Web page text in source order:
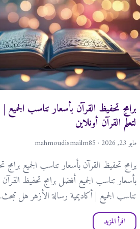
برامج تحفيظ القرآن بأسعار تناسب
لتعلم القرآن أونلاين
مايو 23, 2026 · mahmoudismailm85
برامج تحفيظ القرآن بأسعار تناسب الجميع برامج
بأسعار تناسب الجميع أفضل برامج تحفيظ القرآن
تناسب الجميع | أكاديمية رسالة الأزهر هل
اقرأ المزيد